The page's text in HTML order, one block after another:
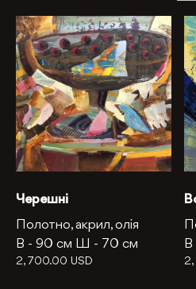
Черешні
Полотно, акрил, олія
В - 90 см Ш - 70 см
2, 700.00 USD